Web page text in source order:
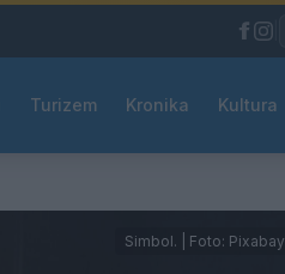
Turizem Kronika Kultura
Simbol. | Foto: Pixabay